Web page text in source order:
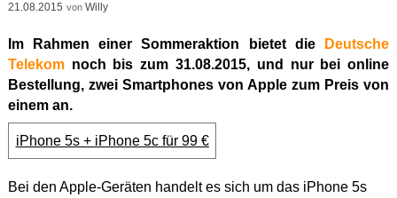
21.08.2015 von Willy
Im Rahmen einer Sommeraktion bietet die
Deutsche
Telekomnoch bis zum 31.08.2015, und nur bei online
Bestellung, zwei Smartphones von Apple zum Preis von
einem an.
iPhone 5s + iPhone 5c für 99 €
Bei den Apple-Geräten handelt es sich um das iPhone 5s